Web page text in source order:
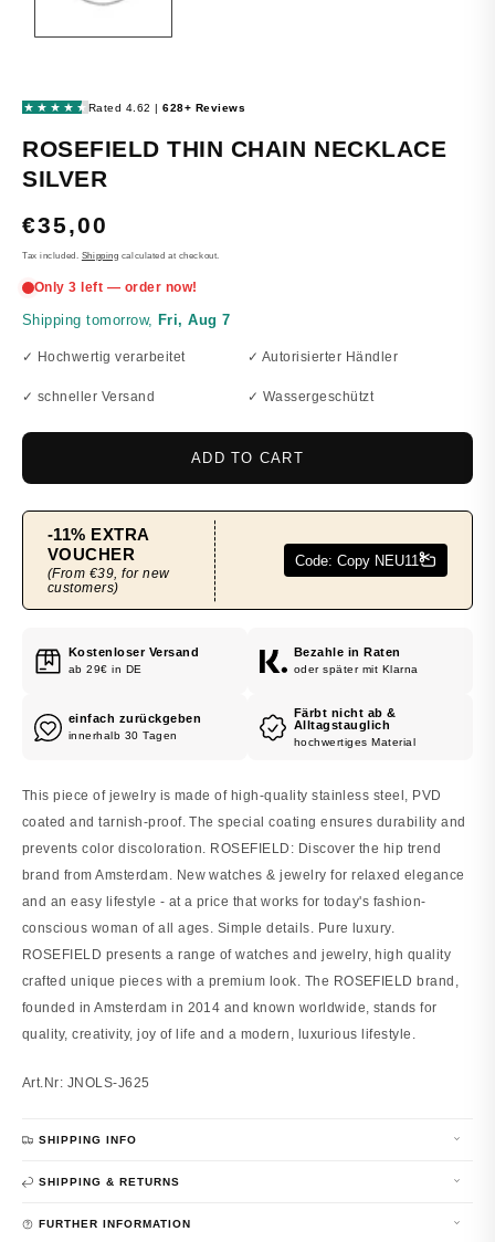
ROSEFIELD THIN CHAIN NECKLACE
SILVER
REGULAR
PRICE
€35,00
Tax included. Shipping calculated at checkout.
✓ Hochwertig verarbeitet ✓ Autorisierter Händler
✓ schneller Versand ✓ Wassergeschützt
ADD TO CART
Kostenloser Versand
ab 29€ in DE
Bezahle in Raten
oder später mit Klarna
einfach zurückgeben
innerhalb 30 Tagen
Färbt nicht ab &
Alltagstauglich
hochwertiges Material
This piece of jewelry is made of high-quality stainless steel, PVD
coated and tarnish-proof. The special coating ensures durability and
prevents color discoloration. ROSEFIELD: Discover the hip trend
brand from Amsterdam. New watches & jewelry for relaxed elegance
and an easy lifestyle - at a price that works for today's fashion-
conscious woman of all ages. Simple details. Pure luxury.
ROSEFIELD presents a range of watches and jewelry, high quality
crafted unique pieces with a premium look. The ROSEFIELD brand,
founded in Amsterdam in 2014 and known worldwide, stands for
quality, creativity, joy of life and a modern, luxurious lifestyle.
Art.Nr: JNOLS-J625
SHIPPING INFO
SHIPPING & RETURNS
FURTHER INFORMATION